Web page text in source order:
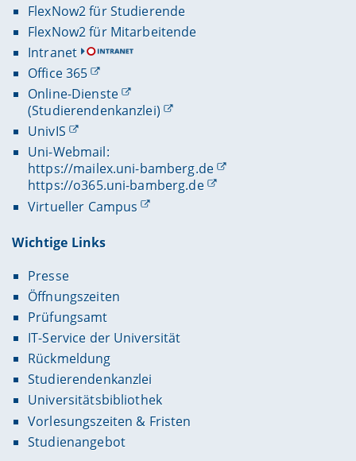
FlexNow2 für Studierende
FlexNow2 für Mitarbeitende
Intranet
Office 365
Online-Dienste
(Studierendenkanzlei)
UnivIS
Uni-Webmail:
https://mailex.uni-bamberg.de
https://o365.uni-bamberg.de
Virtueller Campus
Wichtige Links
Presse
Öffnungszeiten
Prüfungsamt
IT-Service der Universität
Rückmeldung
Studierendenkanzlei
Universitätsbibliothek
Vorlesungszeiten & Fristen
Studienangebot